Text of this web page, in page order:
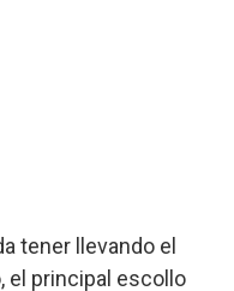
tener llevando el
el principal escollo